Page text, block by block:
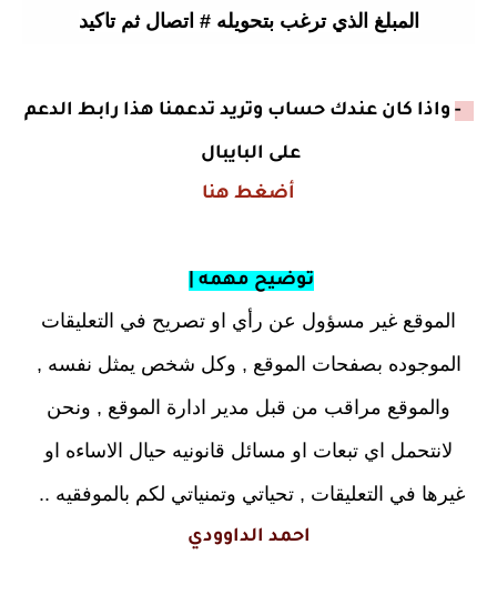
المبلغ الذي ترغب بتحويله # اتصال ثم تاكيد
واذا كان عندك حساب وتريد تدعمنا هذا رابط الدعم
على البايبال
أضغط هنا
توضيح مهمه |
الموقع غير مسؤول عن رأي او تصريح في التعليقات
الموجوده بصفحات الموقع , وكل شخص يمثل نفسه ,
والموقع مراقب من قبل مدير ادارة الموقع , ونحن
لانتحمل اي تبعات او مسائل قانونيه حيال الاساءه او
غيرها في التعليقات , تحياتي وتمنياتي لكم بالموفقيه ..
احمد الداوودي